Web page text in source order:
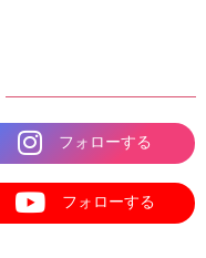
フォローする
フォローする